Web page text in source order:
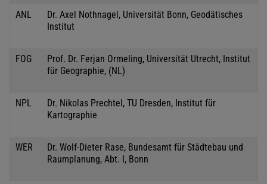
ANL
Dr. Axel Nothnagel, Universität Bonn, Geodätisches
Institut
FOG
Prof. Dr. Ferjan Ormeling, Universität Utrecht, Institut
für Geographie, (NL)
NPL
Dr. Nikolas Prechtel, TU Dresden, Institut für
Kartographie
WER
Dr. Wolf-Dieter Rase, Bundesamt für Städtebau und
Raumplanung, Abt. I, Bonn